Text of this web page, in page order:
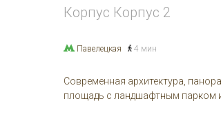
Корпус Корпус 2
Павелецкая 4 мин
Современная архитектура,
площадь с ландшафтным парком